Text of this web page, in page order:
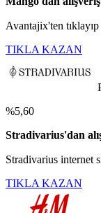
Avantajix'ten
TIKLA KAZAN
%5,60
Stradivarius'dan
Stradivarius internet
TIKLA KAZAN